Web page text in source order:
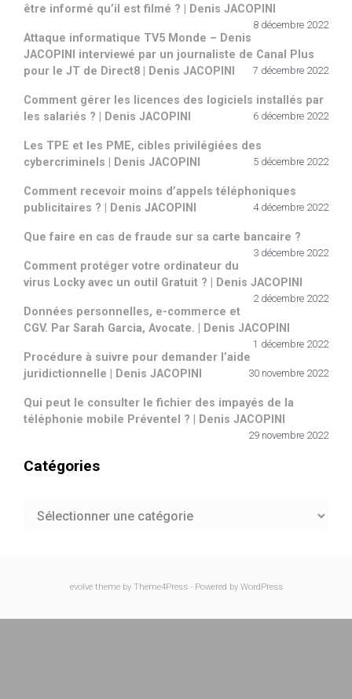
être informé qu’il est filmé ? | Denis JACOPINI
8 décembre 2022
Attaque informatique TV5 Monde – Denis
JACOPINI interviewé par un journaliste de Canal Plus
pour le JT de Direct8 | Denis JACOPINI
7 décembre 2022
Comment gérer les licences des logiciels installés par
les salariés ? | Denis JACOPINI
6 décembre 2022
Les TPE et les PME, cibles privilégiées des
cybercriminels | Denis JACOPINI
5 décembre 2022
Comment recevoir moins d’appels téléphoniques
publicitaires ? | Denis JACOPINI
4 décembre 2022
Que faire en cas de fraude sur sa carte bancaire ?
3 décembre 2022
Comment protéger votre ordinateur du
virus Locky avec un outil Gratuit ? | Denis JACOPINI
2 décembre 2022
Données personnelles, e-commerce et
CGV. Par Sarah Garcia, Avocate. | Denis JACOPINI
1 décembre 2022
Procédure à suivre pour demander l’aide
juridictionnelle | Denis JACOPINI
30 novembre 2022
Qui peut le consulter le fichier des impayés de la
téléphonie mobile Préventel ? | Denis JACOPINI
29 novembre 2022
Catégories
Catégories
evolvetheme by Theme4Press - Powered by WordPress